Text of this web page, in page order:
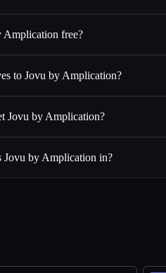
Amplication free?
to Jovu by Amplication?
Jovu by Amplication?
Jovu by Amplication in?